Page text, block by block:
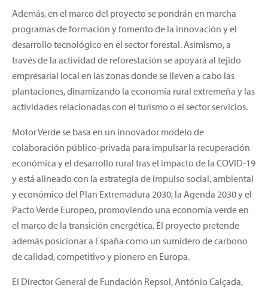
Además, en el marco del proyecto se pondrán en marcha
programas de formación y fomento de la innovación y el
desarrollo tecnológico en el sector forestal. Asimismo, a
través de la actividad de reforestación se apoyará al tejido
empresarial local en las zonas donde se lleven a cabo las
plantaciones, dinamizando la economía rural extremeña y las
actividades relacionadas con el turismo o el sector servicios.
Motor Verde se basa en un innovador modelo de
colaboración público-privada para impulsar la recuperación
económica y el desarrollo rural tras el impacto de la COVID-19
y está alineado con la estrategia de impulso social, ambiental
y económico del Plan Extremadura 2030, la Agenda 2030 y el
Pacto Verde Europeo, promoviendo una economía verde en
el marco de la transición energética. El proyecto pretende
además posicionar a España como un sumidero de carbono
de calidad, competitivo y pionero en Europa.
El Director General de Fundación Repsol, António Calçada,